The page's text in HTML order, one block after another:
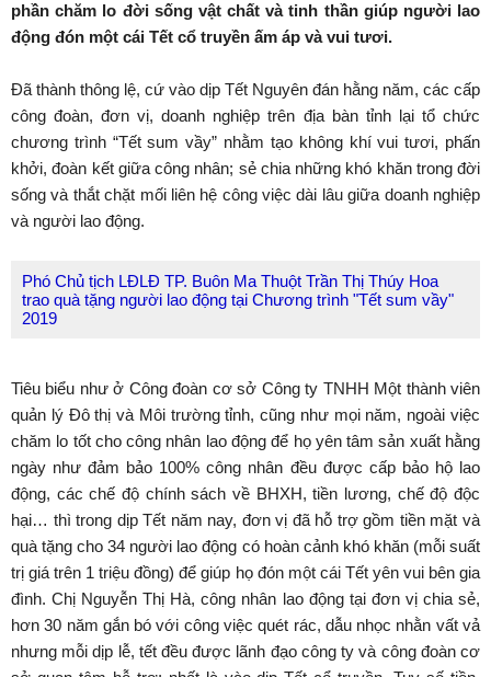
phần chăm lo đời sống vật chất và tinh thần giúp người lao
động đón một cái Tết cổ truyền ấm áp và vui tươi.
Đã thành thông lệ, cứ vào dịp Tết Nguyên đán hằng năm, các cấp
công đoàn, đơn vị, doanh nghiệp trên địa bàn tỉnh lại tổ chức
chương trình “Tết sum vầy” nhằm tạo không khí vui tươi, phấn
khởi, đoàn kết giữa công nhân; sẻ chia những khó khăn trong đời
sống và thắt chặt mối liên hệ công việc dài lâu giữa doanh nghiệp
và người lao động.
Phó Chủ tịch LĐLĐ TP. Buôn Ma Thuột Trần Thị Thúy Hoa
trao quà tặng người lao động tại Chương trình "Tết sum vầy"
2019
Tiêu biểu như ở Công đoàn cơ sở Công ty TNHH Một thành viên
quản lý Đô thị và Môi trường tỉnh, cũng như mọi năm, ngoài việc
chăm lo tốt cho công nhân lao động để họ yên tâm sản xuất hằng
ngày như đảm bảo 100% công nhân đều được cấp bảo hộ lao
động, các chế độ chính sách về BHXH, tiền lương, chế độ độc
hại… thì trong dịp Tết năm nay, đơn vị đã hỗ trợ gồm tiền mặt và
quà tặng cho 34 người lao động có hoàn cảnh khó khăn (mỗi suất
trị giá trên 1 triệu đồng) để giúp họ đón một cái Tết yên vui bên gia
đình. Chị Nguyễn Thị Hà, công nhân lao động tại đơn vị chia sẻ,
hơn 30 năm gắn bó với công việc quét rác, dẫu nhọc nhằn vất vả
nhưng mỗi dịp lễ, tết đều được lãnh đạo công ty và công đoàn cơ